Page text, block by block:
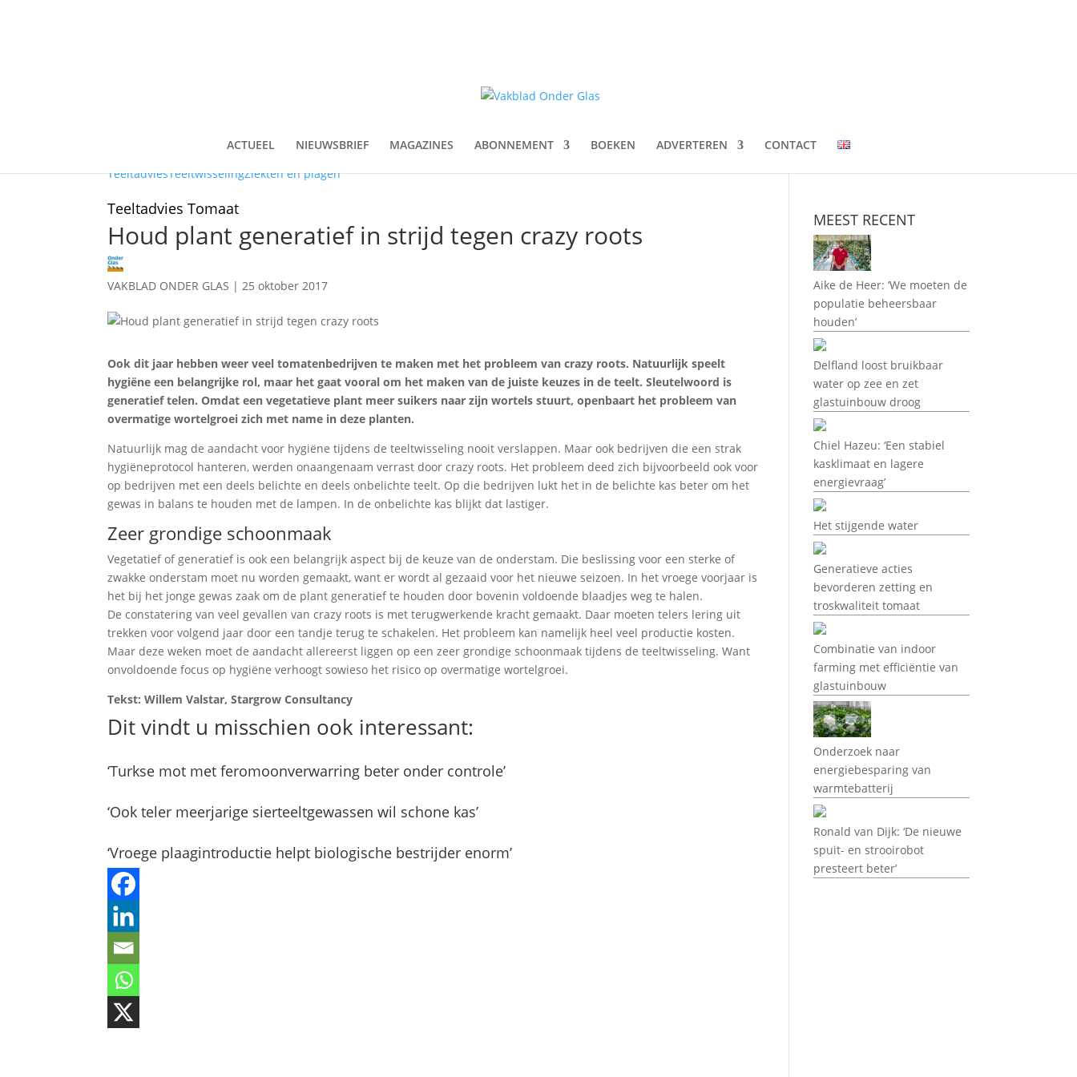
ACTUEEL NIEUWSBRIEF MAGAZINES ABONNEMENT BOEKEN ADVERTEREN
CONTACT
TeeltadviesTeeltwisselingZiekten en plagen
Teeltadvies Tomaat
Houd plant generatief in strijd tegen crazy roots
VAKBLAD ONDER GLAS |25 oktober 2017
Ook dit jaar hebben weer veel tomatenbedrijven te maken met het probleem van crazy roots. Natuurlijk speelt
hygiëne een belangrijke rol, maar het gaat vooral om het maken van de juiste keuzes in de teelt. Sleutelwoord is
generatief telen. Omdat een vegetatieve plant meer suikers naar zijn wortels stuurt, openbaart het probleem van
overmatige wortelgroei zich met name in deze planten.
Natuurlijk mag de aandacht voor hygiëne tijdens de teeltwisseling nooit verslappen. Maar ook bedrijven die een strak
hygiëneprotocol hanteren, werden onaangenaam verrast door crazy roots. Het probleem deed zich bijvoorbeeld ook voor
op bedrijven met een deels belichte en deels onbelichte teelt. Op die bedrijven lukt het in de belichte kas beter om het
gewas in balans te houden met de lampen. In de onbelichte kas blijkt dat lastiger.
Zeer grondige schoonmaak
Vegetatief of generatief is ook een belangrijk aspect bij de keuze van de onderstam. Die beslissing voor een sterke of
zwakke onderstam moet nu worden gemaakt, want er wordt al gezaaid voor het nieuwe seizoen. In het vroege voorjaar is
het bij het jonge gewas zaak om de plant generatief te houden door bovenin voldoende blaadjes weg te halen.
De constatering van veel gevallen van crazy roots is met terugwerkende kracht gemaakt. Daar moeten telers lering uit
trekken voor volgend jaar door een tandje terug te schakelen. Het probleem kan namelijk heel veel productie kosten.
Maar deze weken moet de aandacht allereerst liggen op een zeer grondige schoonmaak tijdens de teeltwisseling. Want
onvoldoende focus op hygiëne verhoogt sowieso het risico op overmatige wortelgroei.
Tekst: Willem Valstar, Stargrow Consultancy
Dit vindt u misschien ook interessant:
‘Turkse mot met feromoonverwarring beter onder controle’
‘Ook teler meerjarige sierteeltgewassen wil schone kas’
‘Vroege plaagintroductie helpt biologische bestrijder enorm’
MEEST RECENT
Aike de Heer: ‘We moeten de
populatie beheersbaar
houden’
Delfland loost bruikbaar
water op zee en zet
glastuinbouw droog
Chiel Hazeu: ‘Een stabiel
kasklimaat en lagere
energievraag’
Het stijgende water
Generatieve acties
bevorderen zetting en
troskwaliteit tomaat
Combinatie van indoor
farming met efficiëntie van
glastuinbouw
Onderzoek naar
energiebesparing van
warmtebatterij
Ronald van Dijk: ‘De nieuwe
spuit- en strooirobot
presteert beter’